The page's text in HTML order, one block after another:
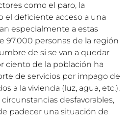
como el paro, la
el deficiente acceso a una
especialmente a estas
97.000 personas de la región
de si se van a quedar
ciento de la población ha
de servicios por impago de
a la vivienda (luz, agua, etc.),
desfavorables,
padecer una situación de